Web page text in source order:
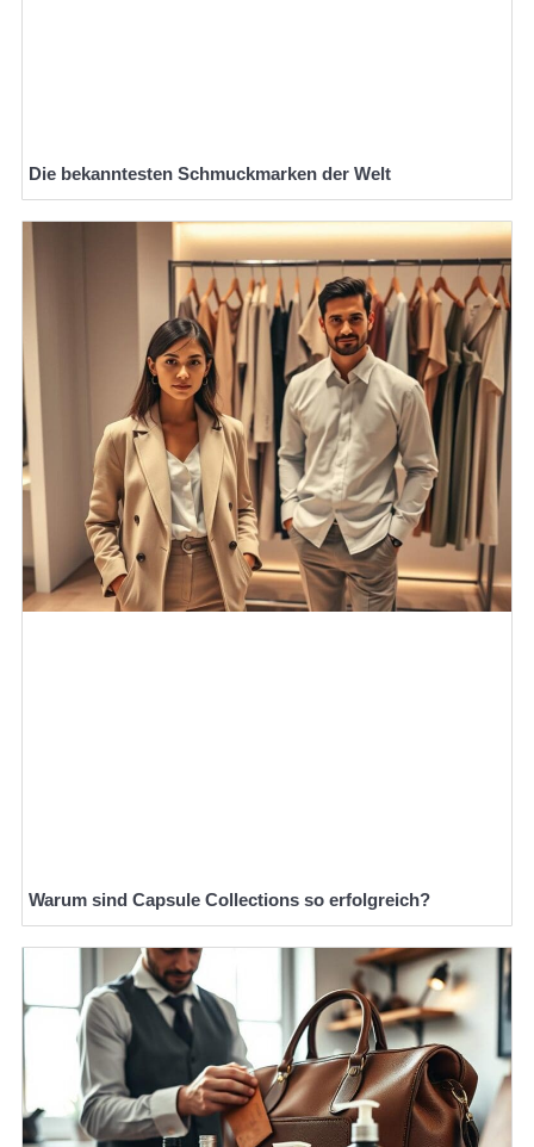
Die bekanntesten Schmuckmarken der Welt
Warum sind Capsule Collections so erfolgreich?